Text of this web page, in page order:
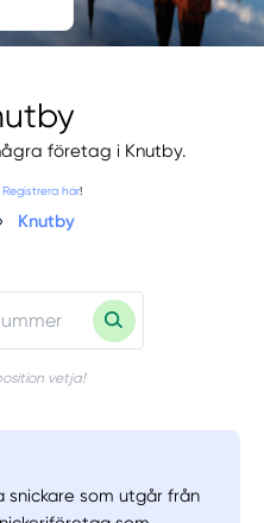
företag i Knutby.
Registrera här!
Knutby
vetja!
snickare som utgår från